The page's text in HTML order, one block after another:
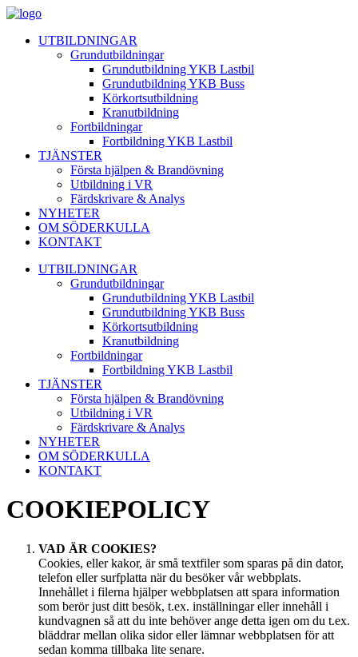
UTBILDNINGAR
Grundutbildningar
Grundutbildning YKB Lastbil
Grundutbildning YKB Buss
Körkortsutbildning
Kranutbildning
Fortbildningar
Fortbildning YKB Lastbil
TJÄNSTER
Första hjälpen & Brandövning
Utbildning i VR
Färdskrivare & Analys
NYHETER
OM SÖDERKULLA
KONTAKT
UTBILDNINGAR
Grundutbildningar
Grundutbildning YKB Lastbil
Grundutbildning YKB Buss
Körkortsutbildning
Kranutbildning
Fortbildningar
Fortbildning YKB Lastbil
TJÄNSTER
Första hjälpen & Brandövning
Utbildning i VR
Färdskrivare & Analys
NYHETER
OM SÖDERKULLA
KONTAKT
COOKIEPOLICY
VAD ÄR COOKIES?
Cookies, eller kakor, är små textfiler som sparas på din dator,
telefon eller surfplatta när du besöker vår webbplats.
Innehållet i filerna hjälper webbplatsen att spara information
som berör just ditt besök, t.ex. inställningar eller innehåll i
kundvagnen så att du inte behöver ange detta igen om du t.ex.
bläddrar mellan olika sidor eller lämnar webbplatsen för att
sedan komma tillbaka lite senare.